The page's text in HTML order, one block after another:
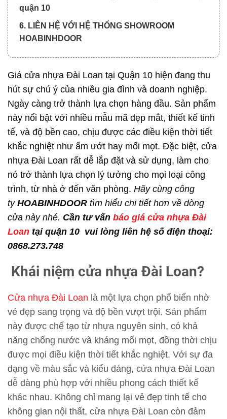
quận 10
6. LIÊN HỆ VỚI HỆ THỐNG SHOWROOM
HOABINHDOOR
Giá cửa nhựa Đài Loan tại Quận 10 hiện đang thu
hút sự chú ý của nhiều gia đình và doanh nghiệp.
Ngày càng trở thành lựa chọn hàng đầu. Sản phẩm
này nổi bật với nhiều mẫu mã đẹp mắt, thiết kế tinh
tế, và độ bền cao, chịu được các điều kiện thời tiết
khắc nghiệt như ẩm ướt hay mối mọt. Đặc biệt, cửa
nhựa Đài Loan rất dễ lắp đặt và sử dụng, làm cho
nó trở thành lựa chọn lý tưởng cho mọi loại công
trình, từ nhà ở đến văn phòng. Hãy cùng công
ty HOABINHDOOR tìm hiểu chi tiết hơn về dòng
cửa này nhé. Cần tư vấn báo giá cửa nhựa Đài
Loan tại quận 10 vui lòng liên hệ số điện thoại:
0868.273.748
Khái niệm cửa nhựa Đài Loan?
Cửa nhựa Đài Loan là một lựa chọn phổ biến nhờ
vẻ đẹp sang trọng và độ bền vượt trội. Sản phẩm
này được chế tạo từ nhựa nguyên sinh, có khả
năng chống nước và kháng mối mọt, đồng thời chịu
được mọi điều kiện thời tiết khắc nghiệt. Với sự đa
dạng về màu sắc và kiểu dáng, cửa nhựa Đài Loan
dễ dàng phù hợp với nhiều phong cách thiết kế
khác nhau. Không chỉ mang lại vẻ đẹp tinh tế cho
không gian nội thất, cửa nhựa Đài Loan còn đảm